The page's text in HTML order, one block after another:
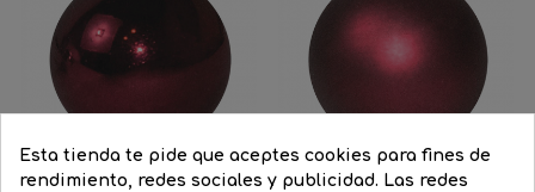
Esta tienda te pide que aceptes cookies para fines de
rendimiento, redes sociales y publicidad. Las redes